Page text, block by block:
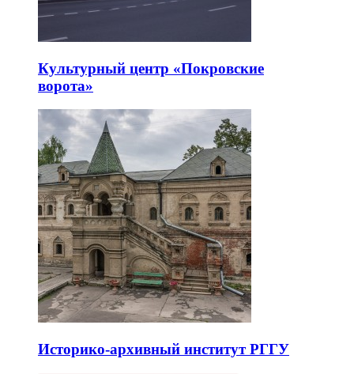
Культурный центр «Покровские
ворота»
Историко-архивный институт РГГУ